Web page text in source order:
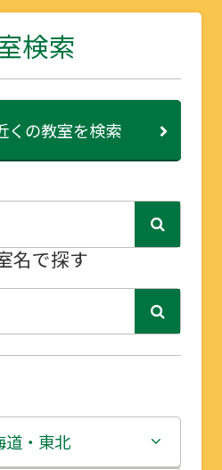
検索
くの教室を検索
名で探す
道・東北